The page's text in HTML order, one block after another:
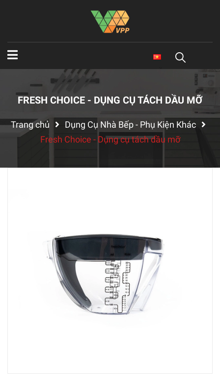
FRESH CHOICE - DỤNG CỤ TÁCH DẦU MỠ
Trang chủ
Dụng Cụ Nhà Bếp - Phụ Kiện Khác
Fresh Choice - Dụng cụ tách dầu mỡ